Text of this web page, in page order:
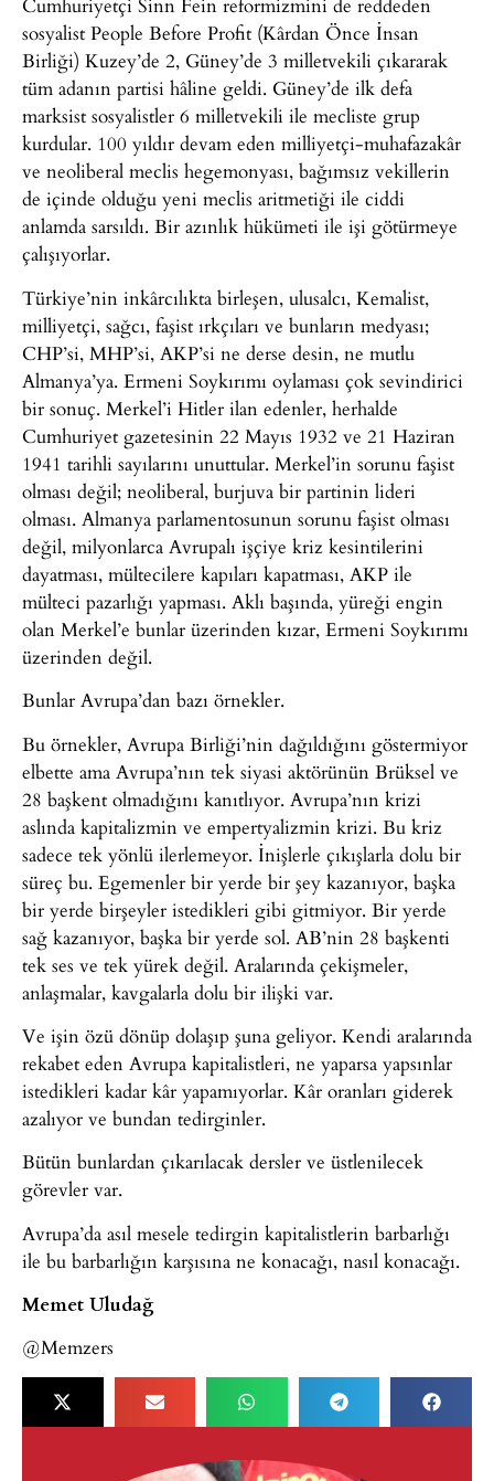
sosyalist People Before Profit (Kârdan Önce İnsan
Birliği) Kuzey’de 2, Güney’de 3 milletvekili çıkararak
tüm adanın partisi hâline geldi. Güney’de ilk defa
marksist sosyalistler 6 milletvekili ile mecliste grup
kurdular. 100 yıldır devam eden milliyetçi-muhafazakâr
ve neoliberal meclis hegemonyası, bağımsız vekillerin
de içinde olduğu yeni meclis aritmetiği ile ciddi
anlamda sarsıldı. Bir azınlık hükümeti ile işi götürmeye
çalışıyorlar.
Türkiye’nin inkârcılıkta birleşen, ulusalcı, Kemalist,
milliyetçi, sağcı, faşist ırkçıları ve bunların medyası;
CHP’si, MHP’si, AKP’si ne derse desin, ne mutlu
Almanya’ya. Ermeni Soykırımı oylaması çok sevindirici
bir sonuç. Merkel’i Hitler ilan edenler, herhalde
Cumhuriyet gazetesinin 22 Mayıs 1932 ve 21 Haziran
1941 tarihli sayılarını unuttular. Merkel’in sorunu faşist
olması değil; neoliberal, burjuva bir partinin lideri
olması. Almanya parlamentosunun sorunu faşist olması
değil, milyonlarca Avrupalı işçiye kriz kesintilerini
dayatması, mültecilere kapıları kapatması, AKP ile
mülteci pazarlığı yapması. Aklı başında, yüreği engin
olan Merkel’e bunlar üzerinden kızar, Ermeni Soykırımı
üzerinden değil.
Bunlar Avrupa’dan bazı örnekler.
Bu örnekler, Avrupa Birliği’nin dağıldığını göstermiyor
elbette ama Avrupa’nın tek siyasi aktörünün Brüksel ve
28 başkent olmadığını kanıtlıyor. Avrupa’nın krizi
aslında kapitalizmin ve empertyalizmin krizi. Bu kriz
sadece tek yönlü ilerlemeyor. İnişlerle çıkışlarla dolu bir
süreç bu. Egemenler bir yerde bir şey kazanıyor, başka
bir yerde birşeyler istedikleri gibi gitmiyor. Bir yerde
sağ kazanıyor, başka bir yerde sol. AB’nin 28 başkenti
tek ses ve tek yürek değil. Aralarında çekişmeler,
anlaşmalar, kavgalarla dolu bir ilişki var.
Ve işin özü dönüp dolaşıp şuna geliyor. Kendi aralarında
rekabet eden Avrupa kapitalistleri, ne yaparsa yapsınlar
istedikleri kadar kâr yapamıyorlar. Kâr oranları giderek
azalıyor ve bundan tedirginler.
Bütün bunlardan çıkarılacak dersler ve üstlenilecek
görevler var.
Avrupa’da asıl mesele tedirgin kapitalistlerin barbarlığı
ile bu barbarlığın karşısına ne konacağı, nasıl konacağı.
Memet Uludağ
@Memzers